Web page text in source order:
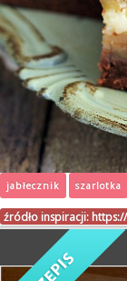
jabłecznik szarlotka
źródło inspiracji: